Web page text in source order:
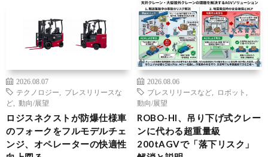
2026.08.07
テクノロジー
プレスリリースな
ど
動向/展望
ロジスネクストが防爆仕様車
のフォークをフルモデルチェ
ンジ、オペレーターの快適性
2026.08.06
プレスリリースなど
ロボット
動向/展望
ROBO-HI、吊り下げ式クレー
ンに代わる超重量級
200tAGVで「落下リスク」